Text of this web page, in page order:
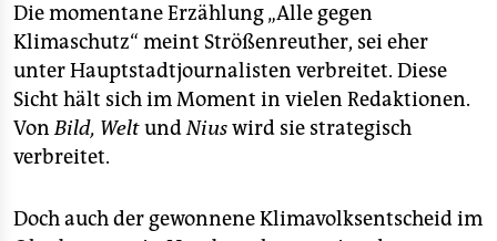
Die momentane Erzählung „Alle gegen
Klimaschutz“ meint Strößenreuther, sei eher
unter Hauptstadtjournalisten verbreitet. Diese
Sicht hält sich im Moment in vielen Redaktionen.
VonBild, WeltundNiuswird sie strategisch
verbreitet.
Doch auch der gewonnene Klimavolksentscheid im